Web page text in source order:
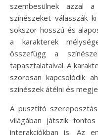
szembesülnek azzal
színészeket válasszák
sokszor hosszú és
a karakterek
összefügg a
tapasztalataival. A
szorosan kapcsolódik
színészek átélni és
A pusztító
világában játszik
interakciókban is. Az